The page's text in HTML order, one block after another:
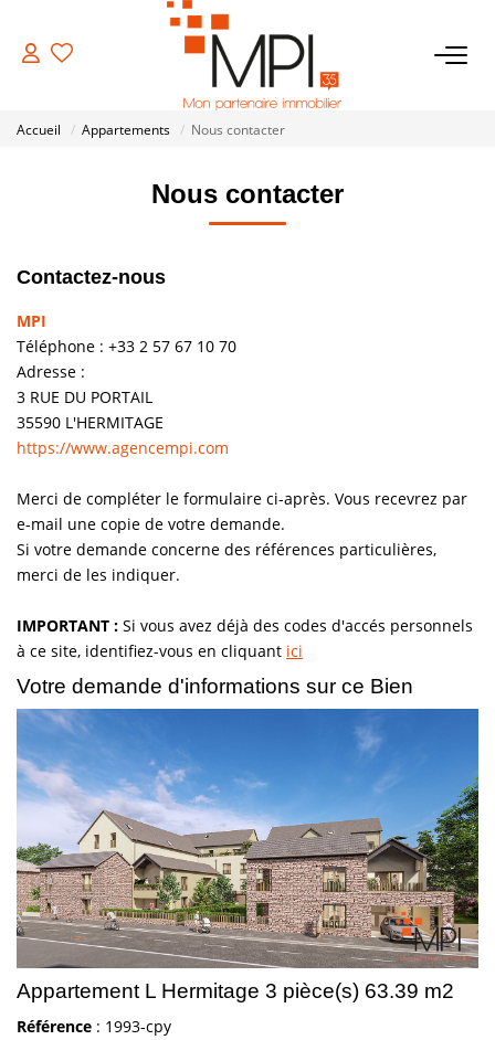
VENTES
Biens Vendus
ESTIMATION
Vendre
Louer/faire Gérer
Nos Outils Pour Vendre
CONTACT
Recrutement
Accueil Appartements Nous contacter
Nous contacter
Contactez-nous
MPI
Téléphone : +33 2 57 67 10 70
Adresse :
3 RUE DU PORTAIL
35590 L'HERMITAGE
https://www.agencempi.com
Merci de compléter le formulaire ci-après. Vous recevrez par
e-mail une copie de votre demande.
Si votre demande concerne des références particulières,
merci de les indiquer.
IMPORTANT : Si vous avez déjà des codes d'accés personnels
à ce site, identifiez-vous en cliquant ici
Votre demande d'informations sur ce Bien
Appartement L Hermitage 3 pièce(s) 63.39 m2
Référence : 1993-cpy